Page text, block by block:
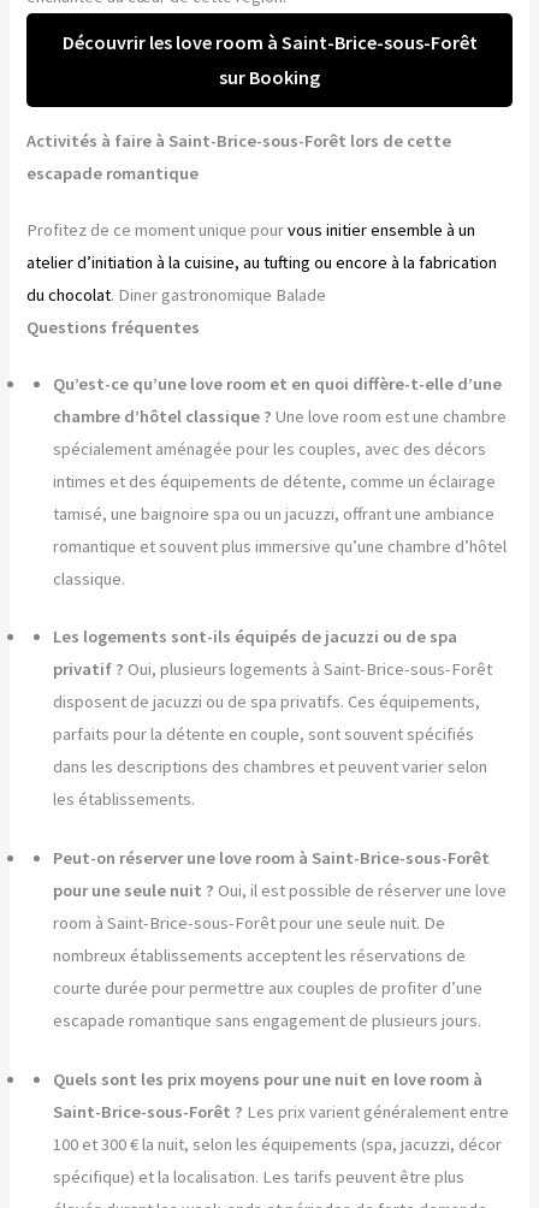
Découvrir les love room à Saint-Brice-sous-Forêt
sur Booking
Activités à faire à Saint-Brice-sous-Forêt lors de cette
escapade romantique
Profitez de ce moment unique pourvous initier ensemble à un
atelier d’initiation à la cuisine, au tufting ou encore à la fabrication
du chocolat. Diner gastronomique Balade
Questions fréquentes
Qu’est-ce qu’une love room et en quoi diffère-t-elle d’une
chambre d’hôtel classique ? Une love room est une chambre
spécialement aménagée pour les couples, avec des décors
intimes et des équipements de détente, comme un éclairage
tamisé, une baignoire spa ou un jacuzzi, offrant une ambiance
romantique et souvent plus immersive qu’une chambre d’hôtel
classique.
Les logements sont-ils équipés de jacuzzi ou de spa
privatif ? Oui, plusieurs logements à Saint-Brice-sous-Forêt
disposent de jacuzzi ou de spa privatifs. Ces équipements,
parfaits pour la détente en couple, sont souvent spécifiés
dans les descriptions des chambres et peuvent varier selon
les établissements.
Peut-on réserver une love room à Saint-Brice-sous-Forêt
pour une seule nuit ? Oui, il est possible de réserver une love
room à Saint-Brice-sous-Forêt pour une seule nuit. De
nombreux établissements acceptent les réservations de
courte durée pour permettre aux couples de profiter d’une
escapade romantique sans engagement de plusieurs jours.
Quels sont les prix moyens pour une nuit en love room à
Saint-Brice-sous-Forêt ? Les prix varient généralement entre
100 et 300 € la nuit, selon les équipements (spa, jacuzzi, décor
spécifique) et la localisation. Les tarifs peuvent être plus